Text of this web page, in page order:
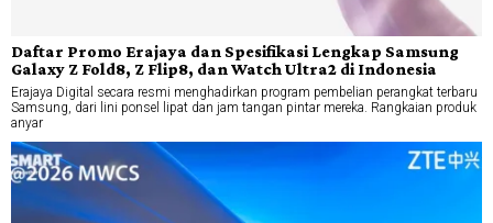
Daftar Promo Erajaya dan Spesifikasi Lengkap Samsung
Galaxy Z Fold8, Z Flip8, dan Watch Ultra2 di Indonesia
Erajaya Digital secara resmi menghadirkan program pembelian perangkat terbaru
Samsung, dari lini ponsel lipat dan jam tangan pintar mereka. Rangkaian produk
anyar